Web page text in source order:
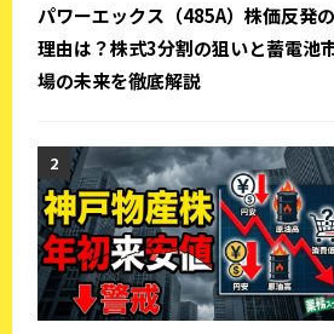
パワーエックス（485A）株価反発の
理由は？株式3分割の狙いと蓄電池
場の未来を徹底解説